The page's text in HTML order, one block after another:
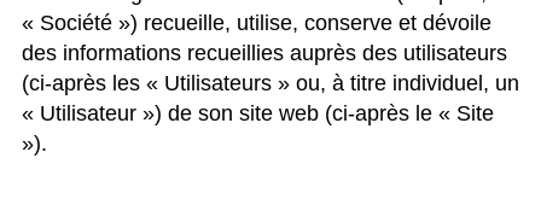
« Société ») recueille, utilise, conserve et dévoile
des informations recueillies auprès des utilisateurs
(ci-après les « Utilisateurs » ou, à titre individuel, un
« Utilisateur ») de son site web (ci-après le « Site
»).